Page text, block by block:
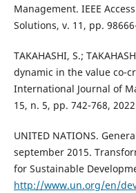
Management. IEEE
Solutions, v. 11, pp.
TAKAHASHI, S.;
dynamic in the value co-
International Journal of
15, n. 5, pp. 742-768,
UNITED NATIONS.
september 2015.
for Sustainable
http://www.un.org/en/